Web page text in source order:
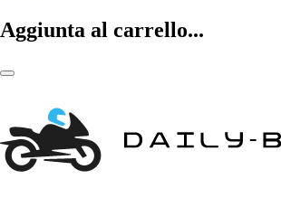
Aggiunta al carrello...